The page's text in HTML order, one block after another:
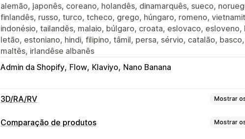
alemão, japonês, coreano, holandês, dinamarquês, sueco,
finlandês, russo, turco, tcheco, grego, húngaro, romeno,
indonésio, tailandês, malaio, búlgaro, croata, eslovaco, esloveno,
letão, estoniano, hindi, filipino, tâmil, persa, sérvio, catalão,
maltês, irlandêse albanês
Admin da Shopify Flow Klaviyo Nano Banana
3D/RA/RV Mostrar
Visualização
Comparação de produtos Mostrar